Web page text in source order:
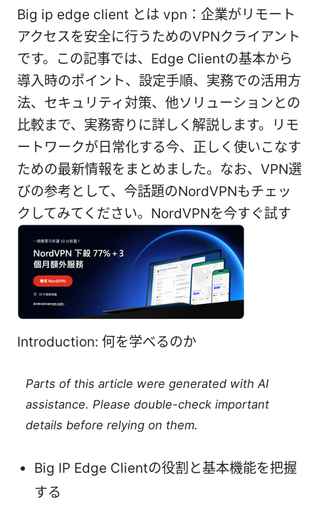
Big ip edge client とは vpn：企業がリモート
アクセスを安全に行うためのVPNクライアント
です。この記事では、Edge Clientの基本から
導入時のポイント、設定手順、実務での活用方
法、セキュリティ対策、他ソリューションとの
比較まで、実務寄りに詳しく解説します。リモ
ートワークが日常化する今、正しく使いこなす
ための最新情報をまとめました。なお、VPN選
びの参考として、今話題のNordVPNもチェッ
クしてみてください。NordVPNを今すぐ試す
Introduction: 何を学べるのか
Parts of this article were generated with AI
assistance. Please double-check important
details before relying on them.
Big IP Edge Clientの役割と基本機能を把握
する